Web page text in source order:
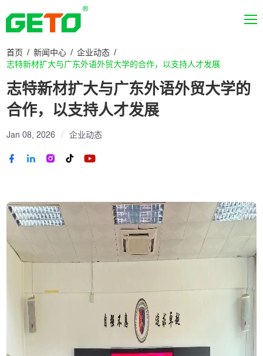
首页 新闻中心
企业动态
志特新材扩大与广东外语外贸大学的合作，以支持人才发展
志特新材扩大与广东外语外贸大学的
合作，以支持人才发展
Jan 08, 2026 企业动态